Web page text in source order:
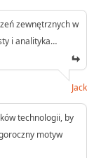
zewnętrznych w
i analityka…
Jack
technologii, by
motyw